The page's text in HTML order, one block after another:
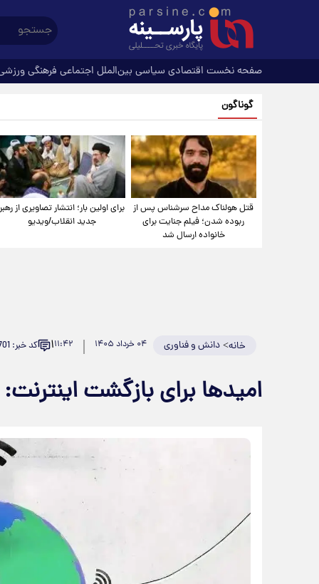
صفحه نخست اقتصادی سیاسی بین‌الملل اجتماعی فرهنگی
گوناگون
قتل هولناک مداح سرشناس پس از
ربوده شدن؛ فیلم جنایت برای
خانواده ارسال شد
برای اولین بار؛ انتشار تصاویری از رهبر
جدید انقلاب/ویدیو
خانه>دانش و فناوری ۰۴ خرداد ۱۴۰۵ ۱۱:۴۲۱ کد خبر: 982701
امیدها برای بازگشت